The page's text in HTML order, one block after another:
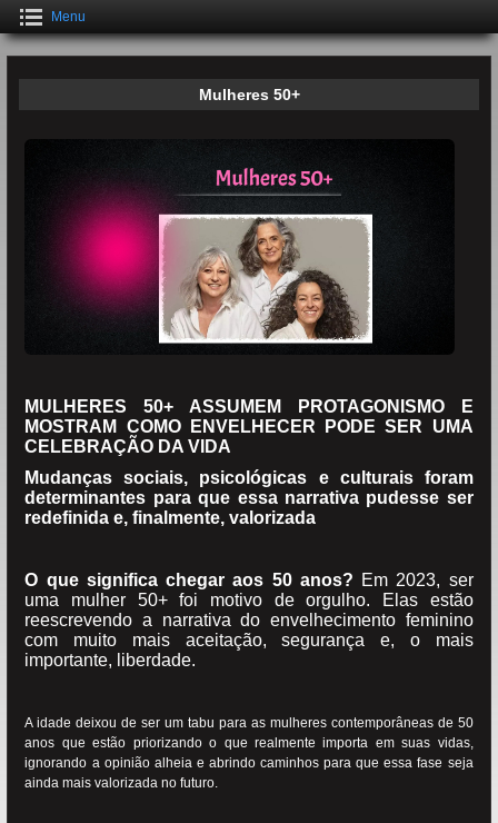
Menu
Mulheres 50+
MULHERES 50+ ASSUMEM PROTAGONISMO E
MOSTRAM COMO ENVELHECER PODE SER UMA
CELEBRAÇÃO DA VIDA
Mudanças sociais, psicológicas e culturais foram
determinantes para que essa narrativa pudesse ser
redefinida e, finalmente, valorizada
O que significa chegar aos 50 anos? Em 2023, ser
uma mulher 50+ foi motivo de orgulho. Elas estão
reescrevendo a narrativa do envelhecimento feminino
com muito mais aceitação, segurança e, o mais
importante, liberdade.
A idade deixou de ser um tabu para as mulheres contemporâneas de 50
anos que estão priorizando o que realmente importa em suas vidas,
ignorando a opinião alheia e abrindo caminhos para que essa fase seja
ainda mais valorizada no futuro.